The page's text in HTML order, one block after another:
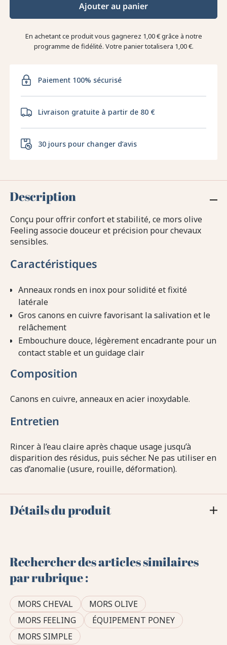
Ajouter au panier
En achetant ce produit vous gagnerez 1,00 €grâce à notre
programme de fidélité. Votre panier totalisera 1,00 €.
Paiement 100% sécurisé
Livraison gratuite à partir de 80 €
30 jours pour changer d’avis
Description
Conçu pour offrir confort et stabilité, ce mors olive
Feeling associe douceur et précision pour chevaux
sensibles.
Caractéristiques
Anneaux ronds en inox pour solidité et fixité
latérale
Gros canons en cuivre favorisant la salivation et le
relâchement
Embouchure douce, légèrement encadrante pour un
contact stable et un guidage clair
Composition
Canons en cuivre, anneaux en acier inoxydable.
Entretien
Rincer à l’eau claire après chaque usage jusqu’à
disparition des résidus, puis sécher. Ne pas utiliser en
cas d’anomalie (usure, rouille, déformation).
Détails du produit
Rechercher des articles similaires
par rubrique :
MORS CHEVAL
MORS OLIVE
MORS FEELING
ÉQUIPEMENT PONEY
MORS SIMPLE